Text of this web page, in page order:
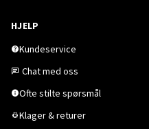
HJELP
Kundeservice
Chat med oss
Ofte stilte spørsmål
Klager & returer